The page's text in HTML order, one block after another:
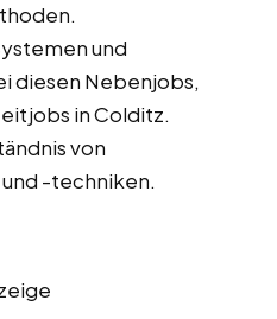
und
diesen Nebenjobs,
in Colditz.
von
-techniken.